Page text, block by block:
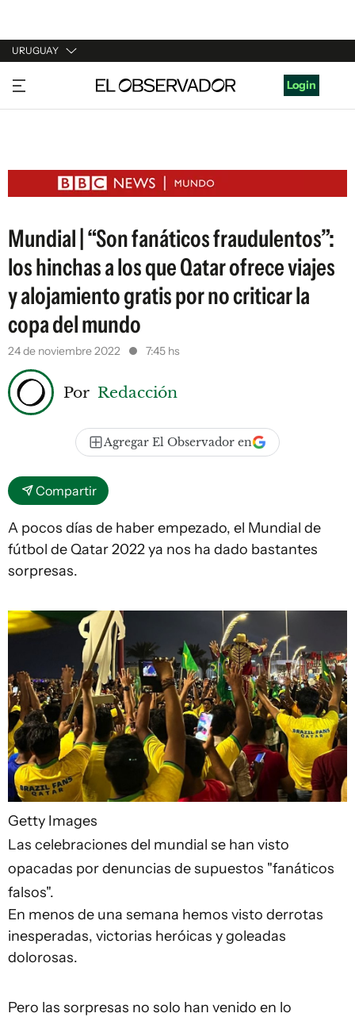
URUGUAY
URUGUAY
ARGENTINA
ESTADOS UNIDOS
Login
Mundial | “Son fanáticos fraudulentos”:
los hinchas a los que Qatar ofrece viajes
y alojamiento gratis por no criticar la
copa del mundo
24 de noviembre 2022 7:45 hs
Por Redacción
Agregar El Observador en
Compartir
A pocos días de haber empezado, el Mundial de
fútbol de Qatar 2022 ya nos ha dado bastantes
sorpresas.
Getty Images
Las celebraciones del mundial se han visto
opacadas por denuncias de supuestos "fanáticos
falsos".
En menos de una semana hemos visto derrotas
inesperadas, victorias heróicas y goleadas
dolorosas.
Pero las sorpresas no solo han venido en lo